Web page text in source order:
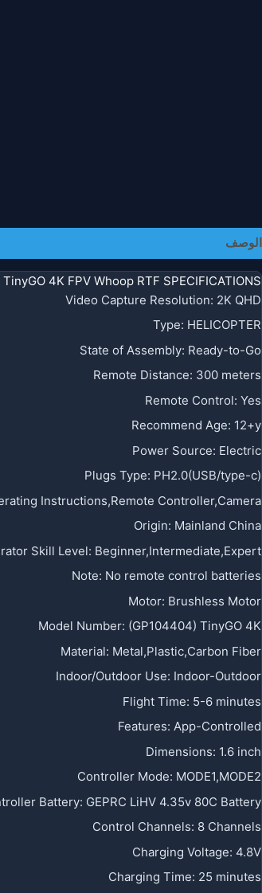
الوصف
TinyGO 4K FPV Whoop RTF SPECIFICATIONS
Video Capture Resolution: 2K QHD
Type: HELICOPTER
State of Assembly: Ready-to-Go
Remote Distance: 300 meters
Remote Control: Yes
Recommend Age: 12+y
Power Source: Electric
Plugs Type: PH2.0(USB/type-c)
Instructions,Remote Controller,Camera
Origin: Mainland China
Skill Level: Beginner,Intermediate,Expert
Note: No remote control batteries
Motor: Brushless Motor
Model Number: (GP104404) TinyGO 4K
Material: Metal,Plastic,Carbon Fiber
Indoor/Outdoor Use: Indoor-Outdoor
Flight Time: 5-6 minutes
Features: App-Controlled
Dimensions: 1.6 inch
Controller Mode: MODE1,MODE2
Battery: GEPRC LiHV 4.35v 80C Battery
Control Channels: 8 Channels
Charging Voltage: 4.8V
Charging Time: 25 minutes